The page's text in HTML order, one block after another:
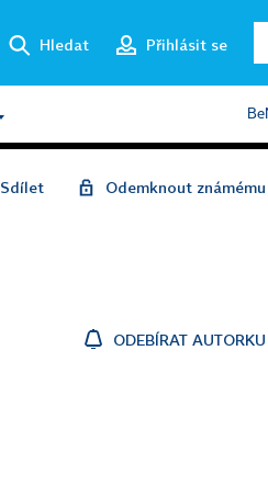
Hledat Přihlásit se
Sdílet Odemknout známému
ODEBÍRAT AUTORKU